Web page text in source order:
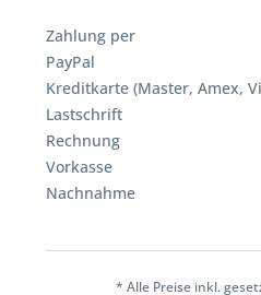
Zahlung per
PayPal
Kreditkarte (Master, Amex,
Lastschrift
Rechnung
Vorkasse
Nachnahme
* Alle Preise inkl.